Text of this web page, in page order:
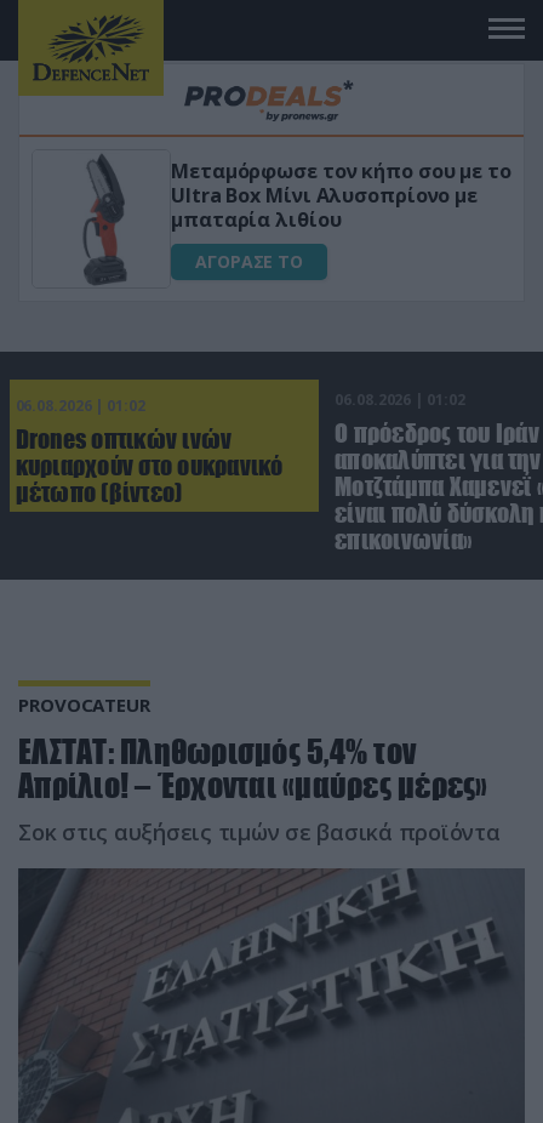
«Μαγική» φόρμουλα τριβόλι + VIP
για αύξηση της λίμπιντο
ΑΓΟΡΑΣΕ ΤΟ
06.08.2026 | 01:02
Drones οπτικών ινών
κυριαρχούν στο ουκρανικό
μέτωπο (βίντεο)
06.08.2026 | 01:02
Ο πρόεδρος του Ιράν
αποκαλύπτει για
Μοτζτάμπα Χαμενεΐ
είναι πολύ δύσκολη
επικοινωνία»
PROVOCATEUR
ΕΛΣΤΑΤ: Πληθωρισμός 5,4% τον
Απρίλιο! – Έρχονται «μαύρες μέρες»
Σοκ στις αυξήσεις τιμών σε βασικά προϊόντα